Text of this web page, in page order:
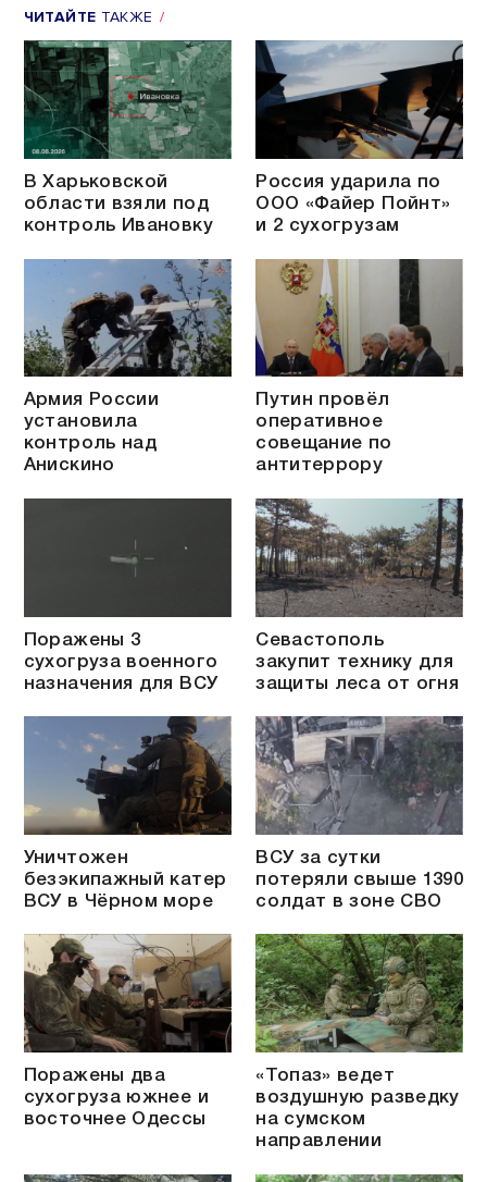
ЧИТАЙТЕ ТАКЖЕ
В Харьковской
области взяли под
контроль Ивановку
Россия ударила по
ООО «Файер Пойнт»
и 2 сухогрузам
Армия России
установила
контроль над
Анискино
Путин провёл
оперативное
совещание по
антитеррору
Поражены 3
сухогруза военного
назначения для ВСУ
Севастополь
закупит технику для
защиты леса от огня
Уничтожен
безэкипажный катер
ВСУ в Чёрном море
ВСУ за сутки
потеряли свыше 1390
солдат в зоне СВО
Поражены два
сухогруза южнее и
восточнее Одессы
«Топаз» ведет
воздушную разведку
на сумском
направлении